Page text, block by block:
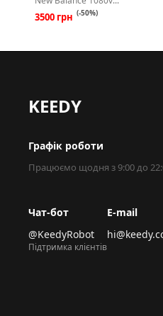
3500 грн (-50%)
KEEDY
Графік роботи
Працюємо щодня з 9:00 до
Чат-бот
@KeedyRobot
Підтримка клієнтів
E-mail